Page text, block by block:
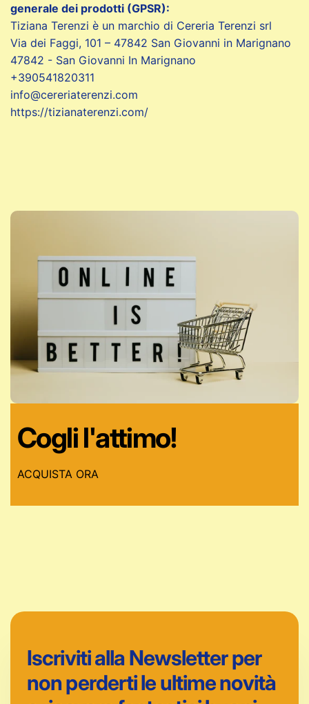
generale dei prodotti (GPSR):
Tiziana Terenzi è un marchio di Cereria Terenzi srl
Via dei Faggi, 101 – 47842 San Giovanni in Marignano
47842 - San Giovanni In Marignano
+390541820311
info@cereriaterenzi.com
https://tizianaterenzi.com/
Cogli l'attimo!
ACQUISTA ORA
Iscriviti alla Newsletter per
non perderti le ultime novità